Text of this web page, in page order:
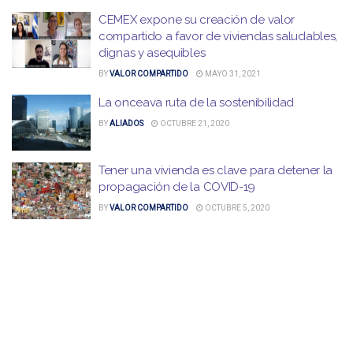
CEMEX expone su creación de valor
compartido a favor de viviendas saludables,
dignas y asequibles
BYVALOR COMPARTIDO MAYO 31, 2021
La onceava ruta de la sostenibilidad
BYALIADOS OCTUBRE 21, 2020
Tener una vivienda es clave para detener la
propagación de la COVID-19
BYVALOR COMPARTIDO OCTUBRE 5, 2020